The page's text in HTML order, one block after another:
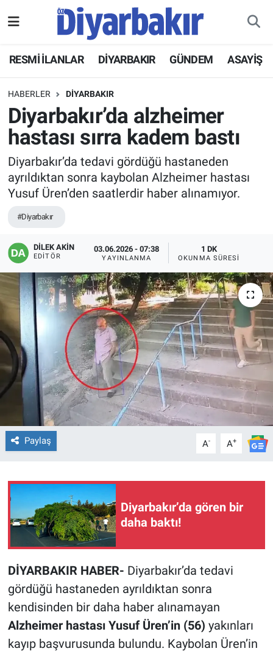
RESMİ İLANLAR DİYARBAKIR GÜNDEM ASAYİŞ
HABERLER DİYARBAKIR
Diyarbakır’da alzheimer
hastası sırra kadem bastı
Diyarbakır’da tedavi gördüğü hastaneden
ayrıldıktan sonra kaybolan Alzheimer hastası
Yusuf Üren’den saatlerdir haber alınamıyor.
#Diyarbakır
DİLEK AKİN
EDITÖR
03.06.2026 - 07:38
YAYINLANMA
1 DK
OKUNMA SÜRESI
Paylaş A- A+
Diyarbakır’da gören bir
daha baktı!
DİYARBAKIR HABER- Diyarbakır’da tedavi
gördüğü hastaneden ayrıldıktan sonra
kendisinden bir daha haber alınamayan
Alzheimer hastası Yusuf Üren’in (56) yakınları
kayıp başvurusunda bulundu. Kaybolan Üren’in
ASAYİŞ
DİYARBAKIR
EKONOMİ
GÜNDEM
BÖLGE
KÜLTÜR SANAT
EĞİTİM
ÖZEL HABER
POLİTİKA
SAĞLIK
SPOR
TEKNOLOJİ
Hava Durumu
Namaz Vakitleri
Trafik Durumu
Süper Lig Puan Durumu ve Fikstür
Tüm Manşetler